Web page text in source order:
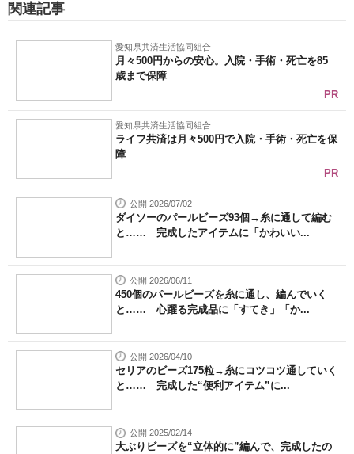
関連記事
愛知県共済生活協同組合
月々500円からの安心。入院・手術・死亡を85
歳まで保障
PR
愛知県共済生活協同組合
ライフ共済は月々500円で入院・手術・死亡を保
障
PR
公開 2026/07/02
ダイソーのパールビーズ93個→糸に通して編む
と…… 完成したアイテムに「かわいい...
公開 2026/06/11
450個のパールビーズを糸に通し、編んでいく
と…… 心躍る完成品に「すてき」「か...
公開 2026/04/10
セリアのビーズ175粒→糸にコツコツ通していく
と…… 完成した“便利アイテム”に...
公開 2025/02/14
大ぶりビーズを“立体的に”編んで、完成したの